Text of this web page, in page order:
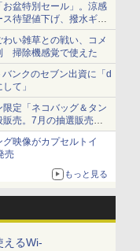
盆特別セール」。涼感
待望値下げ、撥水ギア
わい雑草との戦い、コメ
掃除機感覚で使えた
ンクのセブン出資に「d
て」
定「ネコバッグ＆タン
売。7月の抽選販売の
映像がカプセルトイ
売
もっと見る
えるWi-